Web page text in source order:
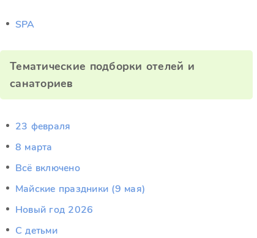
SPA
Тематические подборки отелей и
санаториев
23 февраля
8 марта
Всё включено
Майские праздники (9 мая)
Новый год 2026
С детьми